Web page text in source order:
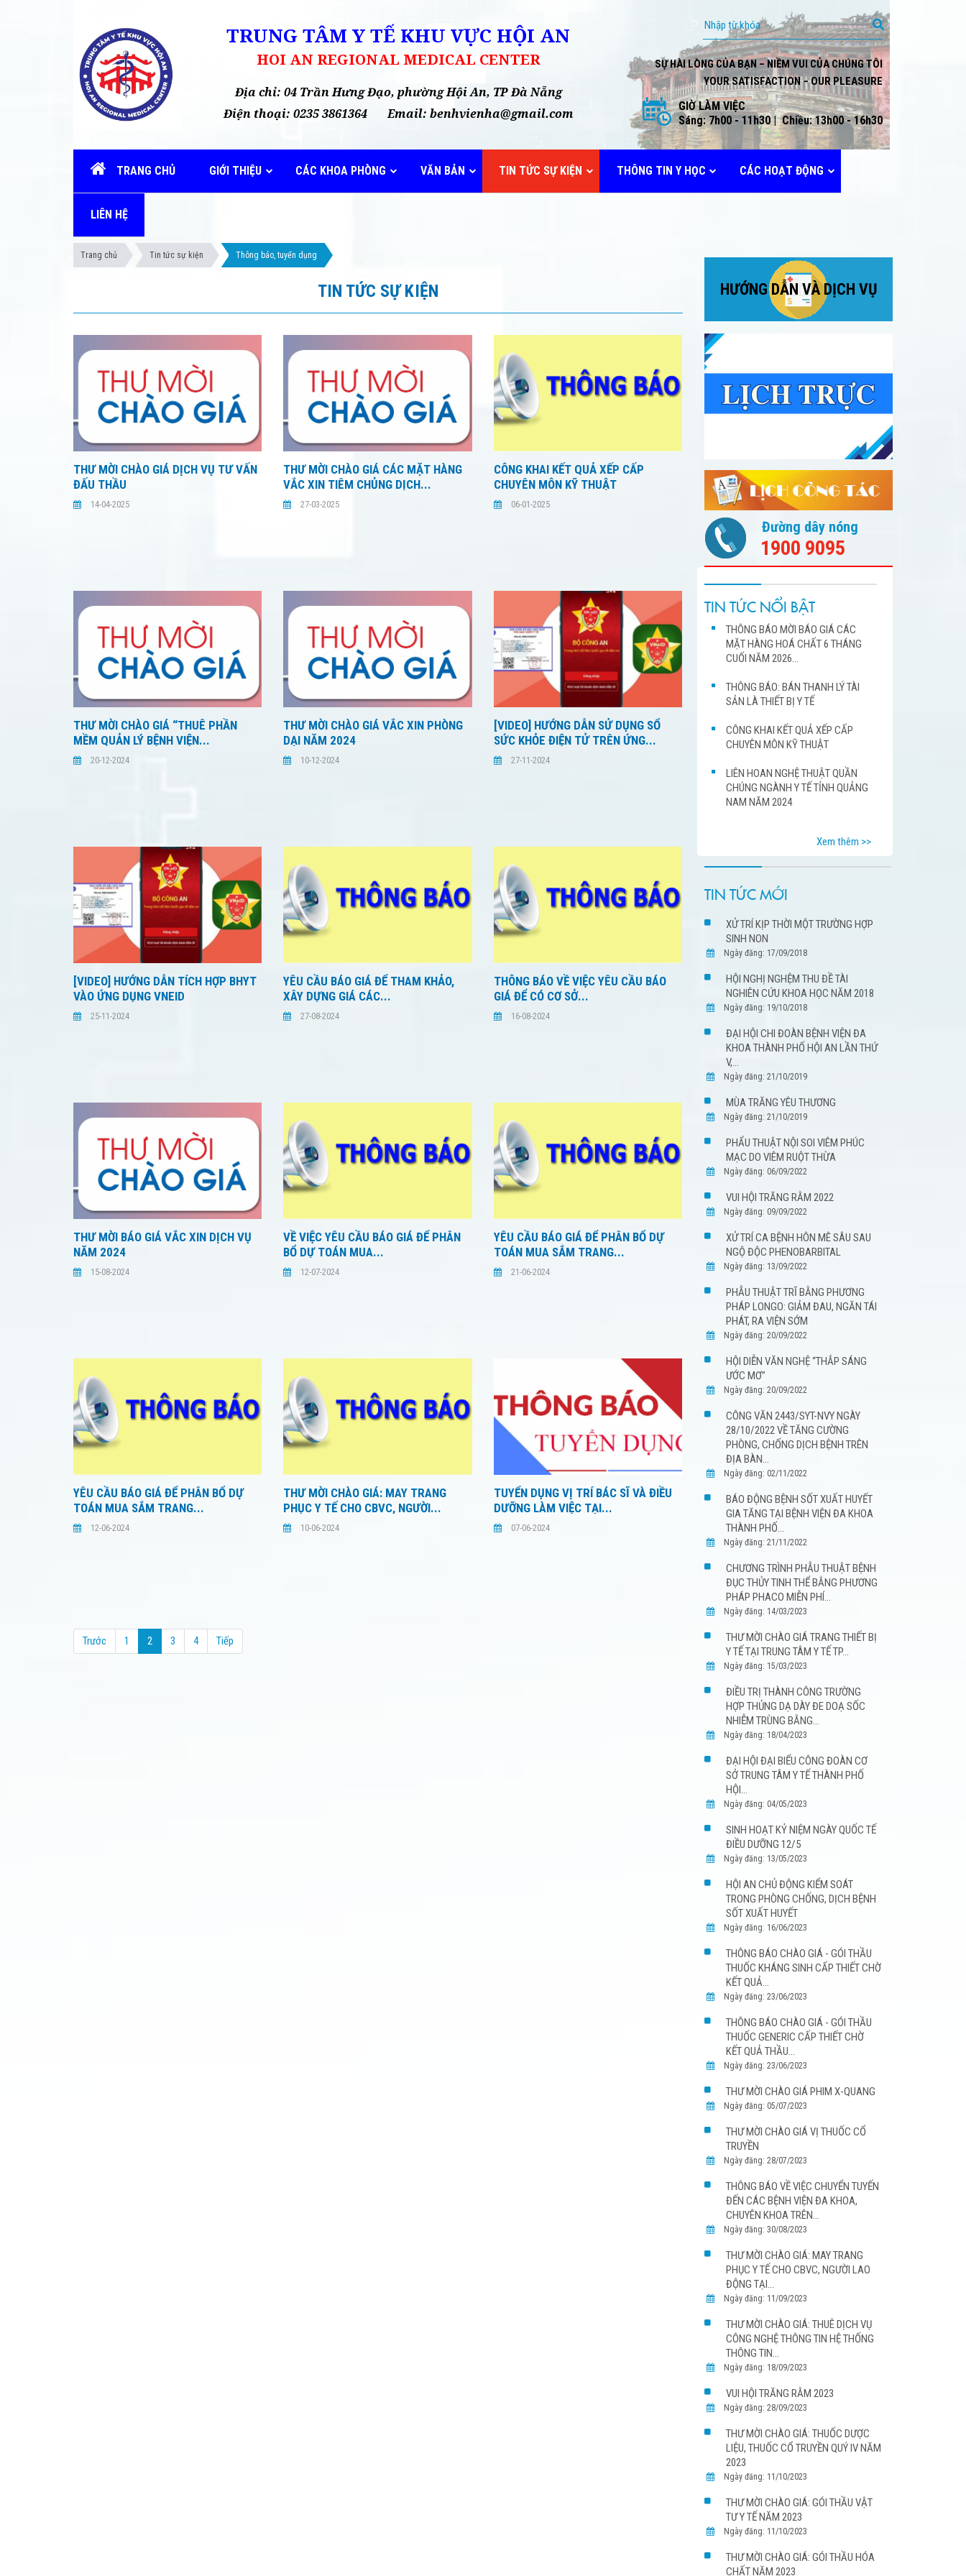
TRUNG TÂM Y TẾ KHU VỰC HỘI AN
HOI AN REGIONAL MEDICAL CENTER
Địa chỉ: 04 Trần Hưng Đạo, phường Hội An, TP Đà Nẵng
Điện thoại: 0235 3861364 Email: benhvienha@gmail.com
SỰ HÀI LÒNG CỦA BẠN – NIỀM VUI CỦA CHÚNG TÔI
YOUR SATISFACTION – OUR PLEASURE
GIỜ LÀM VIỆC
Sáng: 7h00 - 11h30 | Chiều: 13h00 - 16h30
TRANG CHỦ GIỚI THIỆU CÁC KHOA PHÒNG VĂN BẢN TIN TỨC SỰ KIỆN THÔNG TIN Y HỌC CÁC HOẠT ĐỘNG
LIÊN HỆ
Trang chủ Tin tức sự kiện Thông báo, tuyển dụng
TIN TỨC SỰ KIỆN
THƯ MỜI CHÀO GIÁ DỊCH VỤ TƯ VẤN
ĐẤU THẦU
14-04-2025
THƯ MỜI CHÀO GIÁ CÁC MẶT HÀNG
VẮC XIN TIÊM CHỦNG DỊCH...
27-03-2025
CÔNG KHAI KẾT QUẢ XẾP CẤP
CHUYÊN MÔN KỸ THUẬT
06-01-2025
THƯ MỜI CHÀO GIÁ “THUÊ PHẦN
MỀM QUẢN LÝ BỆNH VIỆN...
20-12-2024
THƯ MỜI CHÀO GIÁ VẮC XIN PHÒNG
DẠI NĂM 2024
10-12-2024
[VIDEO] HƯỚNG DẪN SỬ DỤNG SỔ
SỨC KHỎE ĐIỆN TỬ TRÊN ỨNG...
27-11-2024
[VIDEO] HƯỚNG DẪN TÍCH HỢP BHYT
VÀO ỨNG DỤNG VNEID
25-11-2024
YÊU CẦU BÁO GIÁ ĐỂ THAM KHẢO,
XÂY DỰNG GIÁ CÁC...
27-08-2024
THÔNG BÁO VỀ VIỆC YÊU CẦU BÁO
GIÁ ĐỂ CÓ CƠ SỞ...
16-08-2024
THƯ MỜI BÁO GIÁ VẮC XIN DỊCH VỤ
NĂM 2024
15-08-2024
VỀ VIỆC YÊU CẦU BÁO GIÁ ĐỂ PHÂN
BỔ DỰ TOÁN MUA...
12-07-2024
YÊU CẦU BÁO GIÁ ĐỂ PHÂN BỔ DỰ
TOÁN MUA SẮM TRANG...
21-06-2024
YÊU CẦU BÁO GIÁ ĐỂ PHÂN BỔ DỰ
TOÁN MUA SẮM TRANG...
12-06-2024
THƯ MỜI CHÀO GIÁ: MAY TRANG
PHỤC Y TẾ CHO CBVC, NGƯỜI...
10-06-2024
TUYỂN DỤNG VỊ TRÍ BÁC SĨ VÀ ĐIỀU
DƯỠNG LÀM VIỆC TẠI...
07-06-2024
Trước 1 2 3 4 Tiếp
HƯỚNG DẪN VÀ DỊCH VỤ
Đường dây nóng
1900 9095
TIN TỨC NỔI BẬT
THÔNG BÁO MỜI BÁO GIÁ CÁC
MẶT HÀNG HOÁ CHẤT 6 THÁNG
CUỐI NĂM 2026...
THÔNG BÁO: BÁN THANH LÝ TÀI
SẢN LÀ THIẾT BỊ Y TẾ
CÔNG KHAI KẾT QUẢ XẾP CẤP
CHUYÊN MÔN KỸ THUẬT
LIÊN HOAN NGHỆ THUẬT QUẦN
CHÚNG NGÀNH Y TẾ TỈNH QUẢNG
NAM NĂM 2024
Xem thêm >>
TIN TỨC MỚI
XỬ TRÍ KỊP THỜI MỘT TRƯỜNG HỢP
SINH NON
Ngày đăng: 17/09/2018
HỘI NGHỊ NGHỆM THU ĐỀ TÀI
NGHIÊN CỨU KHOA HỌC NĂM 2018
Ngày đăng: 19/10/2018
ĐẠI HỘI CHI ĐOÀN BỆNH VIỆN ĐA
KHOA THÀNH PHỐ HỘI AN LẦN THỨ
V,...
Ngày đăng: 21/10/2019
MÙA TRĂNG YÊU THƯƠNG
Ngày đăng: 21/10/2019
PHẨU THUẬT NỘI SOI VIÊM PHÚC
MẠC DO VIÊM RUỘT THỪA
Ngày đăng: 06/09/2022
VUI HỘI TRĂNG RẰM 2022
Ngày đăng: 09/09/2022
XỬ TRÍ CA BỆNH HÔN MÊ SÂU SAU
NGỘ ĐỘC PHENOBARBITAL
Ngày đăng: 13/09/2022
PHẪU THUẬT TRĨ BẰNG PHƯƠNG
PHÁP LONGO: GIẢM ĐAU, NGĂN TÁI
PHÁT, RA VIỆN SỚM
Ngày đăng: 20/09/2022
HỘI DIỄN VĂN NGHỆ “THẮP SÁNG
ƯỚC MƠ”
Ngày đăng: 20/09/2022
CÔNG VĂN 2443/SYT-NVY NGÀY
28/10/2022 VỀ TĂNG CƯỜNG
PHÒNG, CHỐNG DỊCH BỆNH TRÊN
ĐỊA BÀN...
Ngày đăng: 02/11/2022
BÁO ĐỘNG BỆNH SỐT XUẤT HUYẾT
GIA TĂNG TẠI BỆNH VIỆN ĐA KHOA
THÀNH PHỐ...
Ngày đăng: 21/11/2022
CHƯƠNG TRÌNH PHẪU THUẬT BỆNH
ĐỤC THỦY TINH THỂ BẰNG PHƯƠNG
PHÁP PHACO MIỄN PHÍ...
Ngày đăng: 14/03/2023
THƯ MỜI CHÀO GIÁ TRANG THIẾT BỊ
Y TẾ TẠI TRUNG TÂM Y TẾ TP...
Ngày đăng: 15/03/2023
ĐIỀU TRỊ THÀNH CÔNG TRƯỜNG
HỢP THỦNG DẠ DÀY ĐE DOẠ SỐC
NHIỄM TRÙNG BẰNG...
Ngày đăng: 18/04/2023
ĐẠI HỘI ĐẠI BIỂU CÔNG ĐOÀN CƠ
SỞ TRUNG TÂM Y TẾ THÀNH PHỐ
HỘI...
Ngày đăng: 04/05/2023
SINH HOẠT KỶ NIỆM NGÀY QUỐC TẾ
ĐIỀU DƯỠNG 12/5
Ngày đăng: 13/05/2023
HỘI AN CHỦ ĐỘNG KIỂM SOÁT
TRONG PHÒNG CHỐNG, DỊCH BỆNH
SỐT XUẤT HUYẾT
Ngày đăng: 16/06/2023
THÔNG BÁO CHÀO GIÁ - GÓI THẦU
THUỐC KHÁNG SINH CẤP THIẾT CHỜ
KẾT QUẢ...
Ngày đăng: 23/06/2023
THÔNG BÁO CHÀO GIÁ - GÓI THẦU
THUỐC GENERIC CẤP THIẾT CHỜ
KẾT QUẢ THẦU...
Ngày đăng: 23/06/2023
THƯ MỜI CHÀO GIÁ PHIM X-QUANG
Ngày đăng: 05/07/2023
THƯ MỜI CHÀO GIÁ VỊ THUỐC CỔ
TRUYỀN
Ngày đăng: 28/07/2023
THÔNG BÁO VỀ VIỆC CHUYỂN TUYẾN
ĐẾN CÁC BỆNH VIỆN ĐA KHOA,
CHUYÊN KHOA TRÊN...
Ngày đăng: 30/08/2023
THƯ MỜI CHÀO GIÁ: MAY TRANG
PHỤC Y TẾ CHO CBVC, NGƯỜI LAO
ĐỘNG TẠI...
Ngày đăng: 11/09/2023
THƯ MỜI CHÀO GIÁ: THUÊ DỊCH VỤ
CÔNG NGHỆ THÔNG TIN HỆ THỐNG
THÔNG TIN...
Ngày đăng: 18/09/2023
VUI HỘI TRĂNG RẰM 2023
Ngày đăng: 28/09/2023
THƯ MỜI CHÀO GIÁ: THUỐC DƯỢC
LIỆU, THUỐC CỔ TRUYỀN QUÝ IV NĂM
2023
Ngày đăng: 11/10/2023
THƯ MỜI CHÀO GIÁ: GÓI THẦU VẬT
TƯ Y TẾ NĂM 2023
Ngày đăng: 11/10/2023
THƯ MỜI CHÀO GIÁ: GÓI THẦU HÓA
CHẤT NĂM 2023